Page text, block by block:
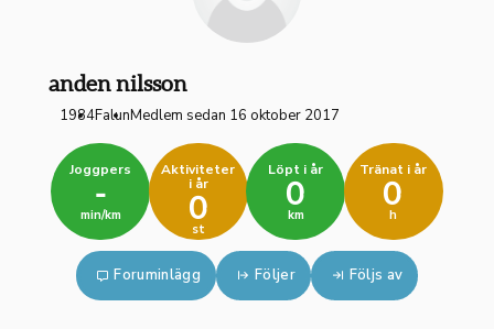
anden nilsson
1984FalunMedlem sedan 16 oktober 2017
Joggpers
-
min/km
Aktiviteter
i år
0
st
Löpt i år
0
km
Tränat i år
0
h
Foruminlägg Följer Följs av